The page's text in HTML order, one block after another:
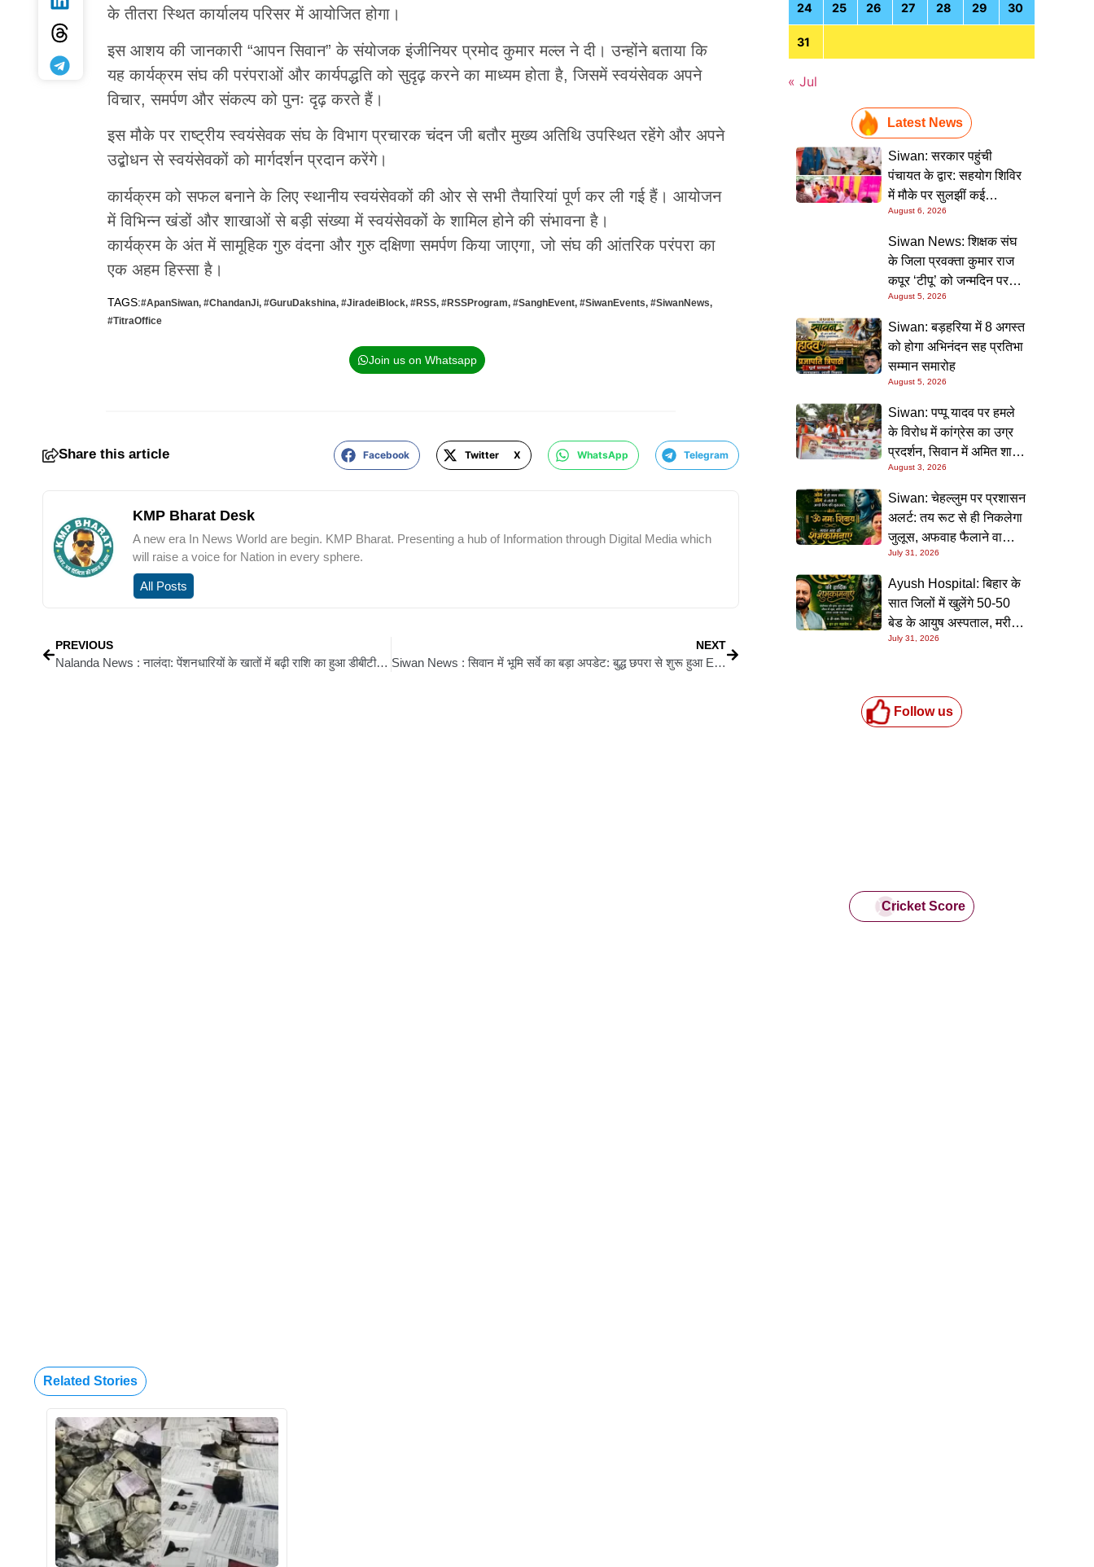
के तीतरा स्थित कार्यालय परिसर में आयोजित होगा।
इस आशय की जानकारी “आपन सिवान” के संयोजक इंजीनियर प्रमोद कुमार मल्ल ने दी। उन्होंने बताया कि
यह कार्यक्रम संघ की परंपराओं और कार्यपद्धति को सुदृढ़ करने का माध्यम होता है, जिसमें स्वयंसेवक अपने
विचार, समर्पण और संकल्प को पुनः दृढ़ करते हैं।
इस मौके पर राष्ट्रीय स्वयंसेवक संघ के विभाग प्रचारक चंदन जी बतौर मुख्य अतिथि उपस्थित रहेंगे और अपने
उद्बोधन से स्वयंसेवकों को मार्गदर्शन प्रदान करेंगे।
कार्यक्रम को सफल बनाने के लिए स्थानीय स्वयंसेवकों की ओर से सभी तैयारियां पूर्ण कर ली गई हैं। आयोजन
में विभिन्न खंडों और शाखाओं से बड़ी संख्या में स्वयंसेवकों के शामिल होने की संभावना है।
कार्यक्रम के अंत में सामूहिक गुरु वंदना और गुरु दक्षिणा समर्पण किया जाएगा, जो संघ की आंतरिक परंपरा का
एक अहम हिस्सा है।
TAGS:#ApanSiwan, #ChandanJi, #GuruDakshina, #JiradeiBlock, #RSS, #RSSProgram, #SanghEvent, #SiwanEvents, #SiwanNews,
#TitraOffice
Join us on Whatsapp
Share this article Facebook Twitter X WhatsApp Telegram
KMP Bharat Desk
A new era In News World are begin. KMP Bharat. Presenting a hub of Information through Digital Media which
will raise a voice for Nation in every sphere.
All Posts
PREVIOUS
Nalanda News : नालंदा: पेंशनधारियों के खातों में बढ़ी राशि का हुआ डीबीटी के माध्यम से अंतरण
NEXT
Siwan News : सिवान में भूमि सर्वे का बड़ा अपडेट: बुद्ध छपरा से शुरू हुआ ETS मशीन से त्रि-सीमाना जांच
24 25 26 27 28 29 30
31
« Jul
Latest News
Siwan: सरकार पहुंची
पंचायत के द्वार: सहयोग शिविर
में मौके पर सुलझीं कई
समस्याएं, 30 दिन में समाधान
की गारंटी
August 6, 2026
Siwan News: शिक्षक संघ
के जिला प्रवक्ता कुमार राज
कपूर ‘टीपू’ को जन्मदिन पर
मिली शुभकामनाओं की सौगात
August 5, 2026
Siwan: बड़हरिया में 8 अगस्त
को होगा अभिनंदन सह प्रतिभा
सम्मान समारोह
August 5, 2026
Siwan: पप्पू यादव पर हमले
के विरोध में कांग्रेस का उग्र
प्रदर्शन, सिवान में अमित शाह
का पुतला फूंका
August 3, 2026
Siwan: चेहल्लुम पर प्रशासन
अलर्ट: तय रूट से ही निकलेगा
जुलूस, अफवाह फैलाने वालों
पर होगी सख्त कार्रवाई
July 31, 2026
Ayush Hospital: बिहार के
सात जिलों में खुलेंगे 50-50
बेड के आयुष अस्पताल, मरीजों
को मुफ्त मिलेगी इलाज और
July 31, 2026
Follow us
Cricket Score
Related Stories